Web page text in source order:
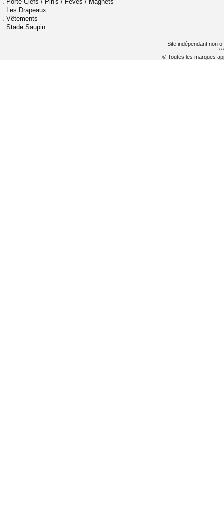
. Porte-Clefs / Pin's / Fèves / Magnets
. Les Drapeaux
. Vêtements
. Stade Saupin
Site indépendant non
© Toutes les marques